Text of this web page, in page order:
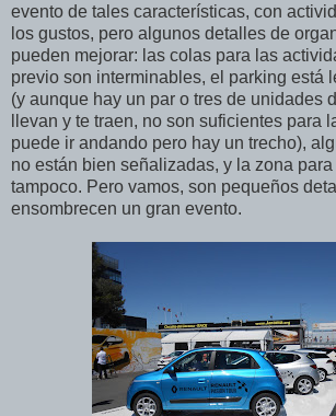
evento de tales características, con
los gustos, pero algunos detalles de
pueden mejorar: las colas para las
previo son interminables, el parking está
(y aunque hay un par o tres de unidades
llevan y te traen, no son suficientes para
puede ir andando pero hay un trecho),
no están bien señalizadas, y la zona
tampoco. Pero vamos, son pequeños
ensombrecen un gran evento.